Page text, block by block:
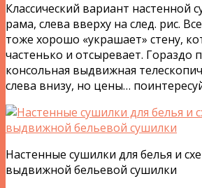
Классический вариант настенной
рама, слева вверху на след. рис.
тоже хорошо «украшает» стену,
частенько и отсыревает. Гораздо
консольная выдвижная
слева внизу, но цены…
Настенные сушилки для белья и
выдвижной бельевой сушилки